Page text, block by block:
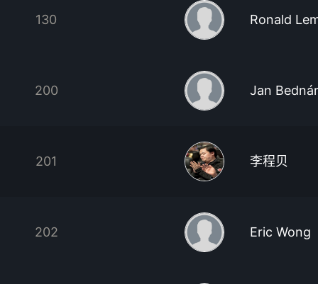
130 Ronald
200 Jan Bednár
201 李程贝
202 Eric Wong